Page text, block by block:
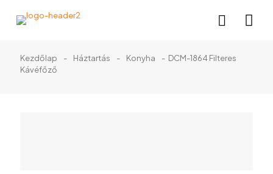
Kezdőlap - Háztartás - Konyha - DCM-1864 Filteres
Kávéfőző